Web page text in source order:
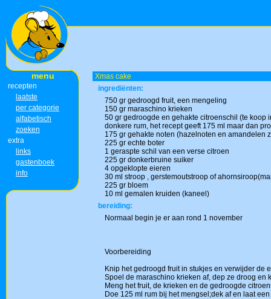
menu
recepten
laatste
per categorie
alfabetisch
zoeken
extra
links
gastenboek
info
Xmas cake
ingrediënten:
750 gr gedroogd fruit, een mengeling
150 gr maraschino krieken
50 gr gedroogde en gehakte citroenschil (te koop
donkere rum, het recept geeft 175 ml maar dan
175 gr gehakte noten (hazelnoten en amandelen
225 gr echte boter
1 geraspte schil van een verse citroen
225 gr donkerbruine suiker
4 opgeklopte eieren
30 ml stroop , gerstemoutstroop of
225 gr bloem
10 ml gemalen kruiden (kaneel)
bereiding:
Normaal begin je er aan rond 1 november
Voorbereiding
Knip het gedroogd fruit in stukjes en verwijder de
Spoel de maraschino krieken af, dep ze droog en
Meng het fruit, de krieken en de gedroogde
Doe 125 ml rum bij het mengsel;dek af en laat